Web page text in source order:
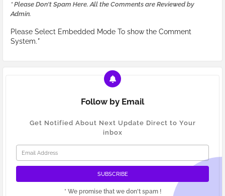
* Please Don't Spam Here. All the Comments are Reviewed by
Admin.
Please Select Embedded Mode To show the Comment
System.*
Follow by Email
Get Notified About Next Update Direct to Your
inbox
* We promise that we don't spam !